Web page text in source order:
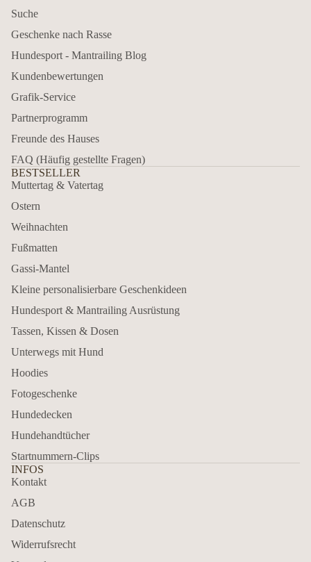
Suche
Geschenke nach Rasse
Hundesport - Mantrailing Blog
Kundenbewertungen
Grafik-Service
Partnerprogramm
Freunde des Hauses
FAQ (Häufig gestellte Fragen)
BESTSELLER
Muttertag & Vatertag
Ostern
Weihnachten
Fußmatten
Gassi-Mantel
Kleine personalisierbare Geschenkideen
Hundesport & Mantrailing Ausrüstung
Tassen, Kissen & Dosen
Unterwegs mit Hund
Hoodies
Fotogeschenke
Hundedecken
Hundehandtücher
Startnummern-Clips
INFOS
Kontakt
AGB
Datenschutz
Widerrufsrecht